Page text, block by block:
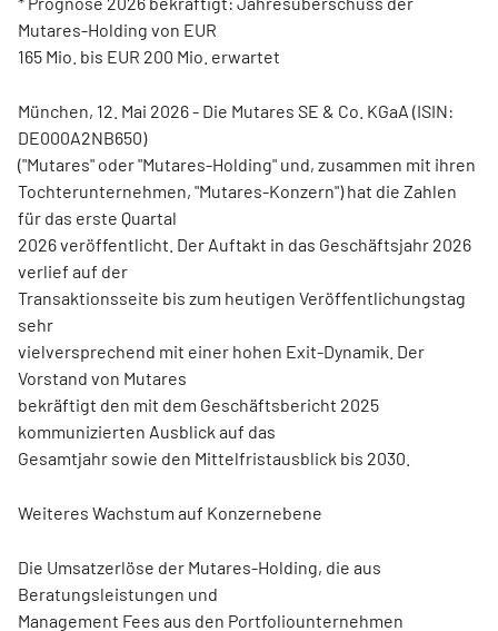
Mutares-Holding von EUR
165 Mio. bis EUR 200 Mio. erwartet
München, 12. Mai 2026 - Die Mutares SE & Co. KGaA (ISIN:
DE000A2NB650)
("Mutares" oder "Mutares-Holding" und, zusammen mit ihren
Tochterunternehmen, "Mutares-Konzern") hat die Zahlen
für das erste Quartal
2026 veröffentlicht. Der Auftakt in das Geschäftsjahr 2026
verlief auf der
Transaktionsseite bis zum heutigen Veröffentlichungstag
sehr
vielversprechend mit einer hohen Exit-Dynamik. Der
Vorstand von Mutares
bekräftigt den mit dem Geschäftsbericht 2025
kommunizierten Ausblick auf das
Gesamtjahr sowie den Mittelfristausblick bis 2030.
Weiteres Wachstum auf Konzernebene
Die Umsatzerlöse der Mutares-Holding, die aus
Beratungsleistungen und
Management Fees aus den Portfoliounternehmen